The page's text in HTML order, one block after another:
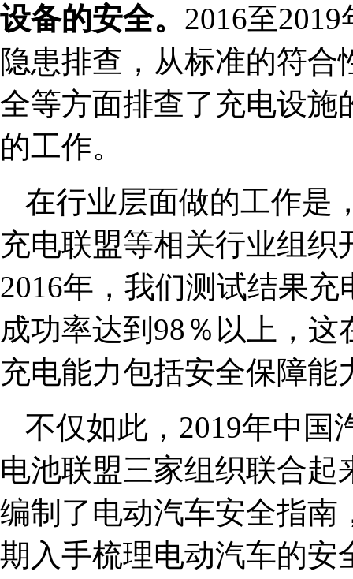
设备的安全。 2016至
隐患排查，从标准的符
全等方面排查了充电设施
的工作。
在行业层面做的工作是
充电联盟等相关行业组
2016年，我们测试结果
成功率达到98％以上，
充电能力包括安全保障能
不仅如此，2019年中国
电池联盟三家组织联合起
编制了电动汽车安全指南
期入手梳理电动汽车的安